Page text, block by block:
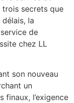
trois secrets que
la
de
chez LL
son nouveau
un
finaux, l’exigence